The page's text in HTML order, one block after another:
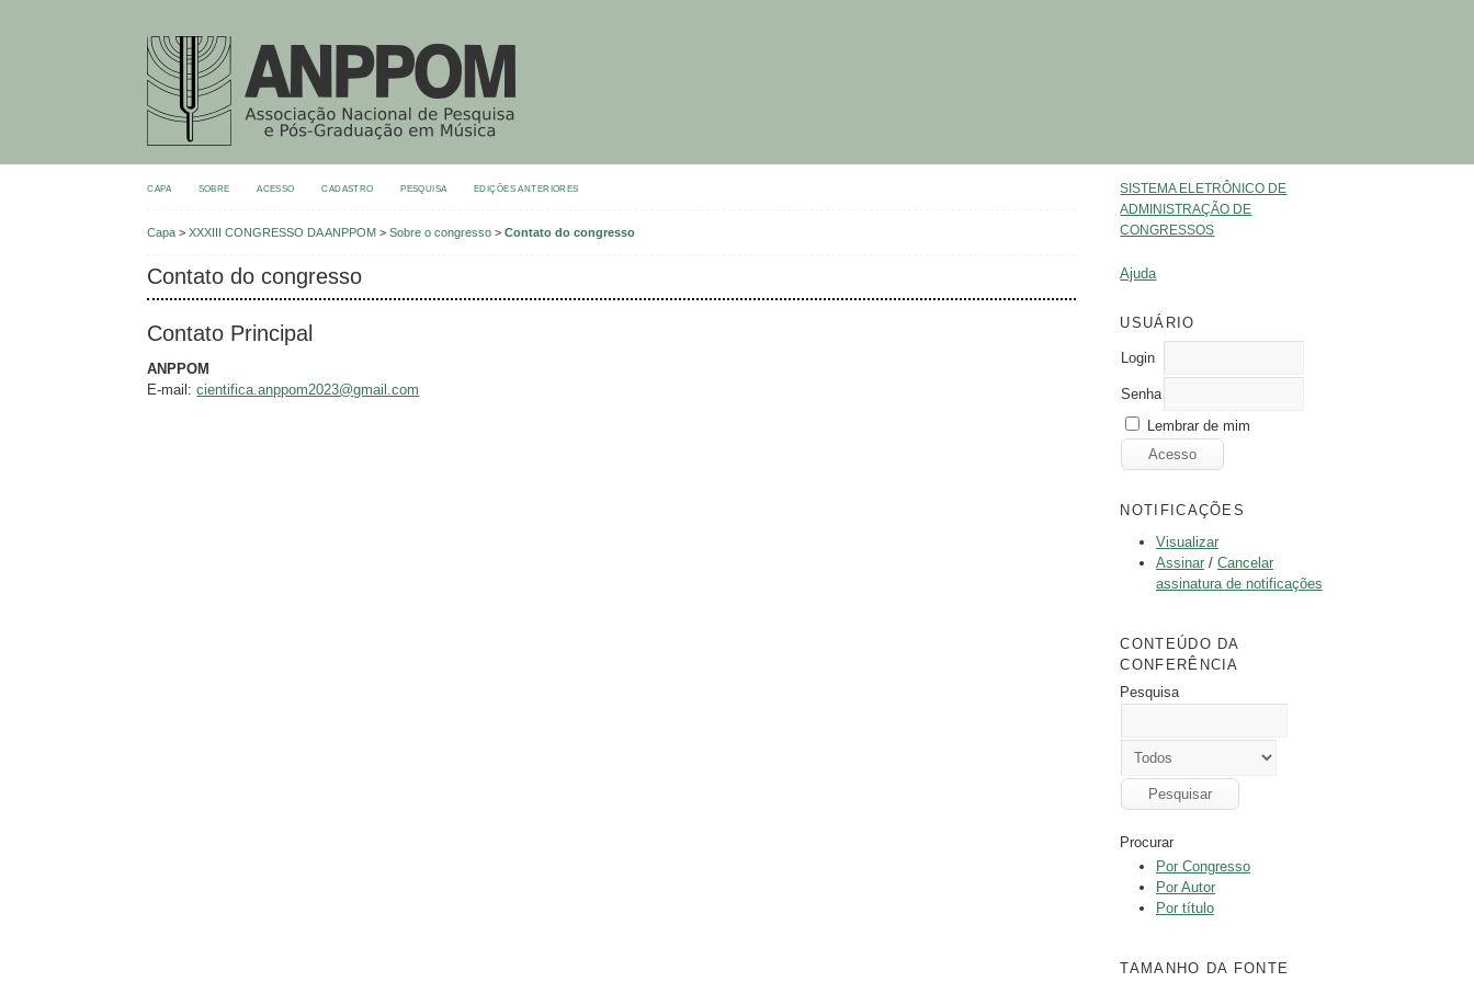
SISTEMA ELETRÔNICO DE
ADMINISTRAÇÃO DE
CONGRESSOS
Ajuda
USUÁRIO
Login
Senha
Lembrar de mim
NOTIFICAÇÕES
Visualizar
Assinar/ Cancelar
assinatura de notificações
CONTEÚDO DA
CONFERÊNCIA
Pesquisa
Procurar
Por Congresso
Por Autor
Por título
TAMANHO DA FONTE
CAPA SOBRE ACESSO CADASTRO PESQUISA EDIÇÕES ANTERIORES
Capa >XXXIII CONGRESSO DA ANPPOM >Sobre o congresso >Contato do congresso
Contato do congresso
Contato Principal
ANPPOM
E-mail:cientifica.anppom2023@gmail.com